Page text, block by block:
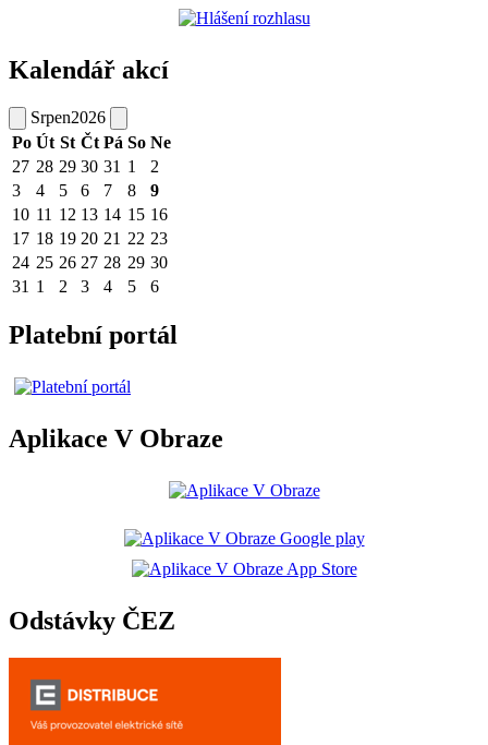
Kalendář akcí
Srpen2026
Po Út St Čt Pá So Ne
27 28 29 30 31 1
2
3
4 5 6 7 8
9
10 11 12 13 14 15 16
17 18 19 20 21 22 23
24 25 26 27 28 29 30
31 1 2 3 4 5 6
Platební portál
Aplikace V Obraze
Odstávky ČEZ